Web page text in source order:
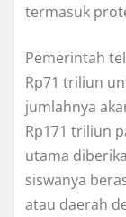
termasuk
Pemerintah
Rp71 triliun
jumlahnya
Rp171 triliun
utama
siswanya
atau daerah